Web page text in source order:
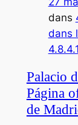
dans
dans
Palacio
Página
de